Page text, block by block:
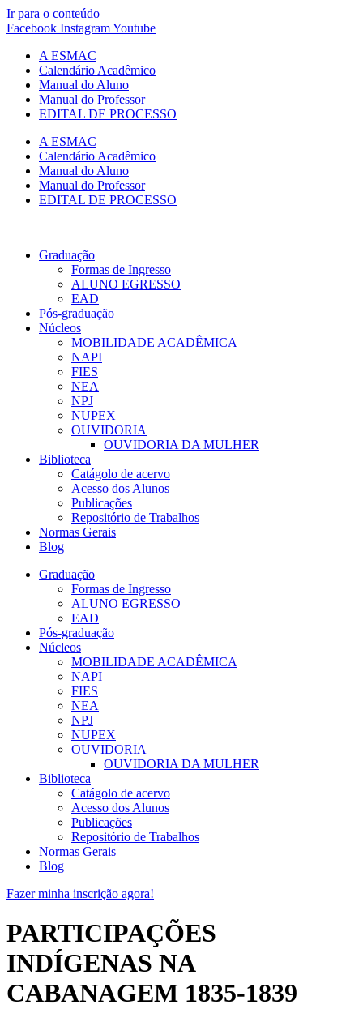
Ir para o conteúdo
Facebook InstagramYoutube
A ESMAC
Calendário Acadêmico
Manual do Aluno
Manual do Professor
EDITAL DE PROCESSO
A ESMAC
Calendário Acadêmico
Manual do Aluno
Manual do Professor
EDITAL DE PROCESSO
Graduação
Formas de Ingresso
ALUNO EGRESSO
EAD
Pós-graduação
Núcleos
MOBILIDADE ACADÊMICA
NAPI
FIES
NEA
NPJ
NUPEX
OUVIDORIA
OUVIDORIA DA MULHER
Biblioteca
Catágolo de acervo
Acesso dos Alunos
Publicações
Repositório de Trabalhos
Normas Gerais
Blog
Graduação
Formas de Ingresso
ALUNO EGRESSO
EAD
Pós-graduação
Núcleos
MOBILIDADE ACADÊMICA
NAPI
FIES
NEA
NPJ
NUPEX
OUVIDORIA
OUVIDORIA DA MULHER
Biblioteca
Catágolo de acervo
Acesso dos Alunos
Publicações
Repositório de Trabalhos
Normas Gerais
Blog
Fazer minha inscrição agora!
PARTICIPAÇÕES
INDÍGENAS NA
CABANAGEM 1835-1839